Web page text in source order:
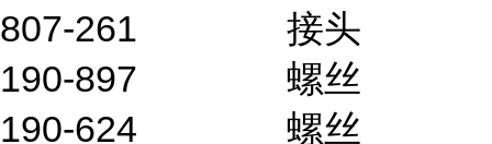
807-261
接头
190-897
螺丝
190-624
螺丝